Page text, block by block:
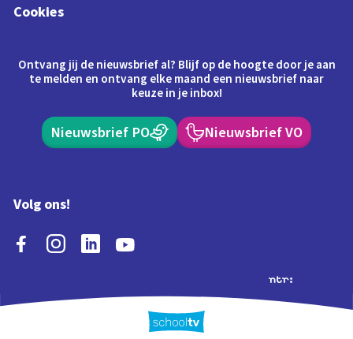
Cookies
Ontvang jij de nieuwsbrief al? Blijf op de hoogte door je aan
te melden en ontvang elke maand een nieuwsbrief naar
keuze in je inbox!
Nieuwsbrief PO Nieuwsbrief VO
Volg ons!